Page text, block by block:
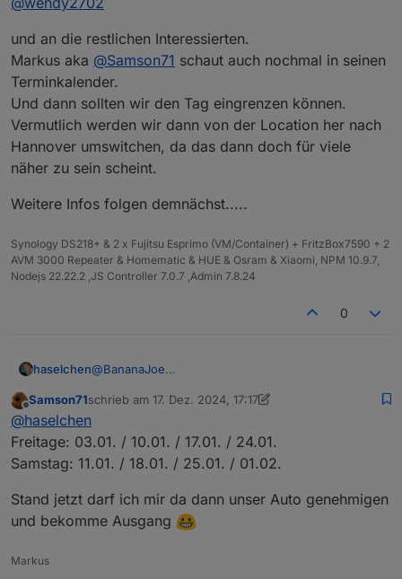
und an die restlichen Interessierten.
Markus aka @Samson71 schaut auch nochmal in seinen
Terminkalender.
Und dann sollten wir den Tag eingrenzen können.
Vermutlich werden wir dann von der Location her nach
Hannover umswitchen, da das dann doch für viele
näher zu sein scheint.
Weitere Infos folgen demnächst.....
Synology DS218+ & 2 x Fujitsu Esprimo (VM/Container) + FritzBox7590 + 2
AVM 3000 Repeater & Homematic & HUE & Osram & Xiaomi, NPM 10.9.7,
Nodejs 22.22.2 ,JS Controller 7.0.7 ,Admin 7.8.24
0
haselchen@BananaJoe
@wendy2702
und an die restlichen Interessierten.
seinen Terminkalender.
Vermutlich werden wir dann von der Location her
viele näher zu sein scheint.
Weitere Infos folgen demnächst.....
Offline
Samson71schrieb am 17. Dez. 2024, 17:17
zuletzt editiert von Samson71
@haselchen
Freitage: 03.01. / 10.01. / 17.01. / 24.01.
Samstag: 11.01. / 18.01. / 25.01. / 01.02.
Stand jetzt darf ich mir da dann unser Auto genehmigen
und bekomme Ausgang
Markus